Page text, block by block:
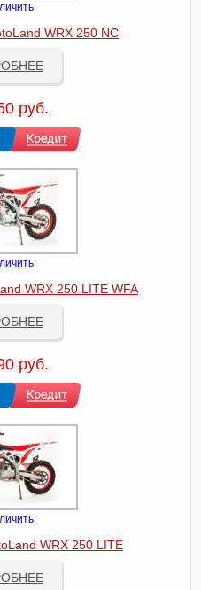
WRX 250 NC
руб.
WRX 250 LITE WFA
руб.
WRX 250 LITE